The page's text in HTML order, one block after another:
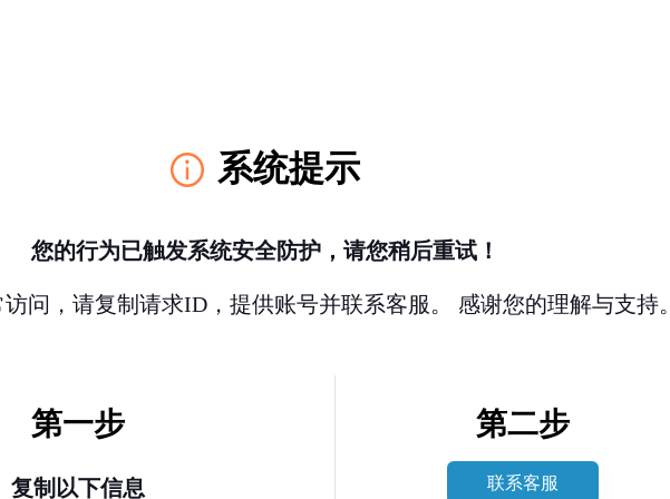
系统提示
您的行为已触发系统安全防护，请您稍后重试！
问，请复制请求ID，提供账号并联系客服。 感谢您的理解与支持。
第一步
复制以下信息
第二步
联系客服